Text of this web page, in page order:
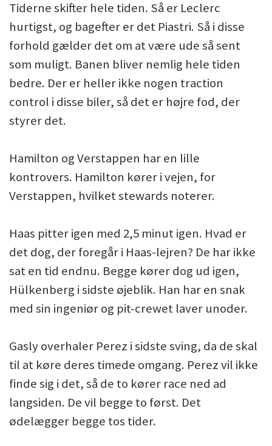
Tiderne skifter hele tiden. Så er Leclerc
hurtigst, og bagefter er det Piastri. Så i disse
forhold gælder det om at være ude så sent
som muligt. Banen bliver nemlig hele tiden
bedre. Der er heller ikke nogen traction
control i disse biler, så det er højre fod, der
styrer det.
Hamilton og Verstappen har en lille
kontrovers. Hamilton kører i vejen, for
Verstappen, hvilket stewards noterer.
Haas pitter igen med 2,5 minut igen. Hvad er
det dog, der foregår i Haas-lejren? De har ikke
sat en tid endnu. Begge kører dog ud igen,
Hülkenberg i sidste øjeblik. Han har en snak
med sin ingeniør og pit-crewet laver unoder.
Gasly overhaler Perez i sidste sving, da de skal
til at køre deres timede omgang. Perez vil ikke
finde sig i det, så de to kører race ned ad
langsiden. De vil begge to først. Det
ødelægger begge tos tider.